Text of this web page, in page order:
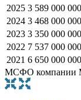
2025 3 589 000
2024 3 468 000
2023 3 350 000
2022 7 537 000
2021 6 650 000
МСФО компании